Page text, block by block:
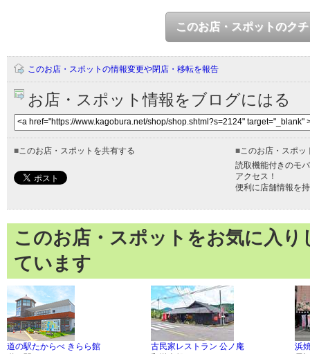
このお店・スポットのク
このお店・スポットの情報変更や閉店・移転を報告
お店・スポット情報をブログにはる
■ このお店・スポットを共有する ■ このお店・スポ
読取機能付きのモ
アクセス！
便利に店舗情報を
このお店・スポットをお気に入
ています
道の駅たからべ きらら館
古民家レストラン 公ノ庵
浜